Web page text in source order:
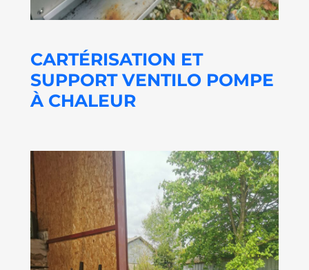
CARTÉRISATION ET
SUPPORT VENTILO POMPE
À CHALEUR